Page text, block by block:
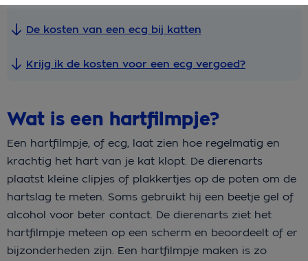
De kosten van een ecg bij katten
Krijg ik de kosten voor een ecg vergoed?
Wat is een hartfilmpje?
Een hartfilmpje, of ecg, laat zien hoe regelmatig en
krachtig het hart van je kat klopt. De dierenarts
plaatst kleine clipjes of plakkertjes op de poten om de
hartslag te meten. Soms gebruikt hij een beetje gel of
alcohol voor beter contact. De dierenarts ziet het
hartfilmpje meteen op een scherm en beoordeelt of er
bijzonderheden zijn. Een hartfilmpje maken is zo